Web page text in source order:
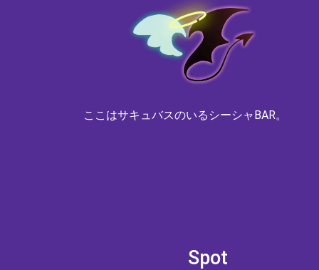
ここはサキュバスのいるシーシャBAR。
Spot